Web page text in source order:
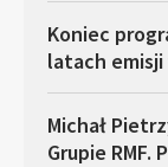
Koniec
latach emisji
Michał
Grupie RMF.